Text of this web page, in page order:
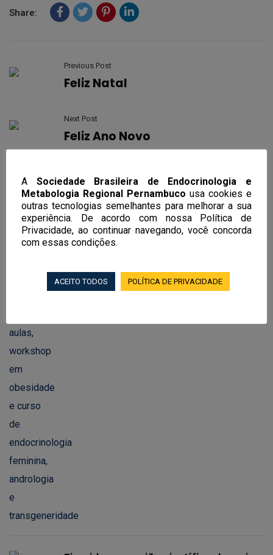
Share:
Previous Post
Feliz Natal
Next Post
Feliz Ano Novo
Notícias Recentes
EndoRecife 2026 terá mais de 100
de endocrinologia feminina, andrologia
e transgeneridade
A Sociedade Brasileira de Endocrinologia e
Metabologia Regional Pernambuco usa cookies e
outras tecnologias semelhantes para melhorar a sua
experiência. De acordo com nossa Política de
Privacidade, ao continuar navegando, você concorda
com essas condições.
ACEITO TODOS POLÍTICA DE PRIVACIDADE